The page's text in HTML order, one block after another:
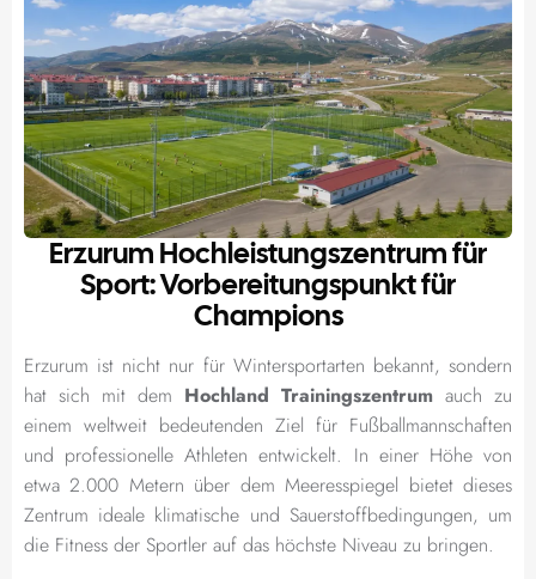
Erzurum Hochleistungszentrum für
Sport: Vorbereitungspunkt für
Champions
Erzurum ist nicht nur für Wintersportarten bekannt, sondern
hat sich mit dem Hochland Trainingszentrum auch zu
einem weltweit bedeutenden Ziel für Fußballmannschaften
und professionelle Athleten entwickelt. In einer Höhe von
etwa 2.000 Metern über dem Meeresspiegel bietet dieses
Zentrum ideale klimatische und Sauerstoffbedingungen, um
die Fitness der Sportler auf das höchste Niveau zu bringen.